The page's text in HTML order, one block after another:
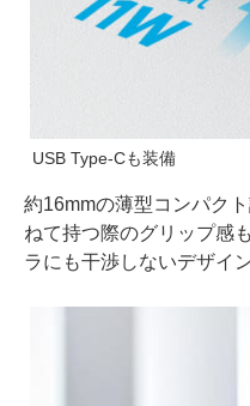
USB Type-Cも装備
約16mmの薄型コンパク
ねて持つ際のグリップ感
ラにも干渉しないデザイ